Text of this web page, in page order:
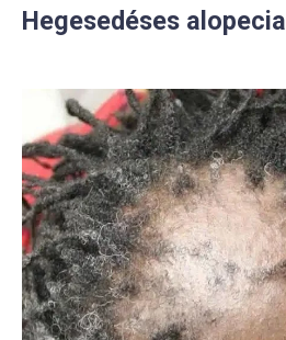
Hegesedéses alopecia